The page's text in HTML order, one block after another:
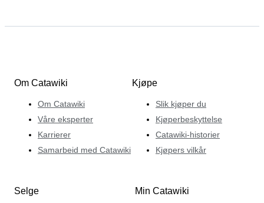
Om Catawiki
Om Catawiki
Våre eksperter
Karrierer
Samarbeid med Catawiki
Kjøpe
Slik kjøper du
Kjøperbeskyttelse
Catawiki-historier
Kjøpers vilkår
Selge Min Catawiki